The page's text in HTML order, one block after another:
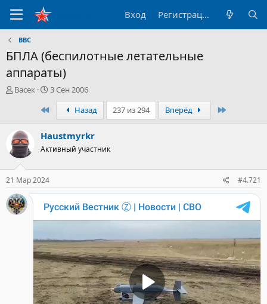
Вход Регистрация
ВВС
БПЛА (беспилотные летательные
аппараты)
А
р
т
е
м
ы
Васек
Д
н
а
ч
3 Сен 2006
ПервыйНазад 237 из 294 Вперёд
Haustmyrkr
Активный участник
21 Мар 2024 #4.721